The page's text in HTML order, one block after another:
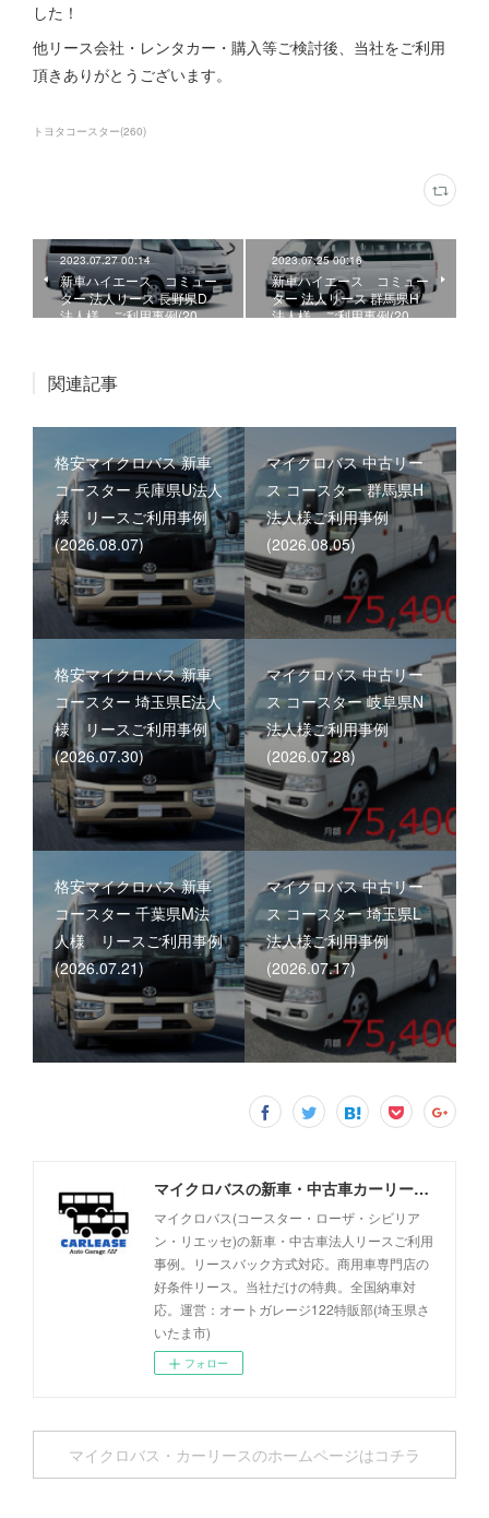
した！
他リース会社・レンタカー・購入等ご検討後、当社をご利用
頂きありがとうございます。
トヨタコースター(260)
2023.07.27 00:14
新車ハイエース コミュー
ター 法人リース 長野県D
法人様、ご利用事例(20…
2023.07.25 00:16
新車ハイエース コミュー
ター 法人リース 群馬県H
法人様、ご利用事例(20…
関連記事
格安マイクロバス 新車
コースター 兵庫県U法人
様 リースご利用事例
(2026.08.07)
マイクロバス 中古リー
ス コースター 群馬県H
法人様ご利用事例
(2026.08.05)
格安マイクロバス 新車
コースター 埼玉県E法人
様 リースご利用事例
(2026.07.30)
マイクロバス 中古リー
ス コースター 岐阜県N
法人様ご利用事例
(2026.07.28)
格安マイクロバス 新車
コースター 千葉県M法
人様 リースご利用事例
(2026.07.21)
マイクロバス 中古リー
ス コースター 埼玉県L
法人様ご利用事例
(2026.07.17)
マイクロバスの新車・中古車カーリース事例 - オートガレージ122
マイクロバス(コースター・ローザ・シビリア
ン・リエッセ)の新車・中古車法人リースご利用
事例。リースバック方式対応。商用車専門店の
好条件リース。当社だけの特典。全国納車対
応。運営：オートガレージ122特販部(埼玉県さ
いたま市)
フォロー
マイクロバス・カーリースのホームページはコチラ